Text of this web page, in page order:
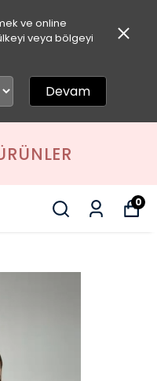
ve online
veya bölgeyi
Devam
0